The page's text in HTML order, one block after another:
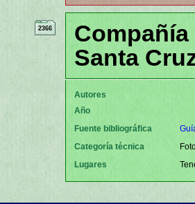
2366
Santa
Autores
Año
Fuente bibliográfica
Categoría técnica
Lugares